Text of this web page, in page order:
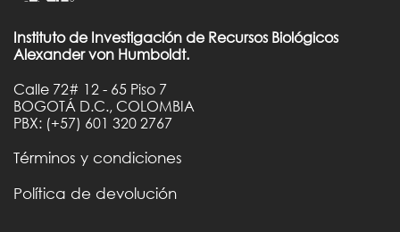
Instituto de Investigación de Recursos Biológicos
Alexander von Humboldt.
Calle 72# 12 - 65 Piso 7
BOGOTÁ D.C., COLOMBIA
PBX: (+57) 601 320 2767
Términos y condiciones
Política de devolución